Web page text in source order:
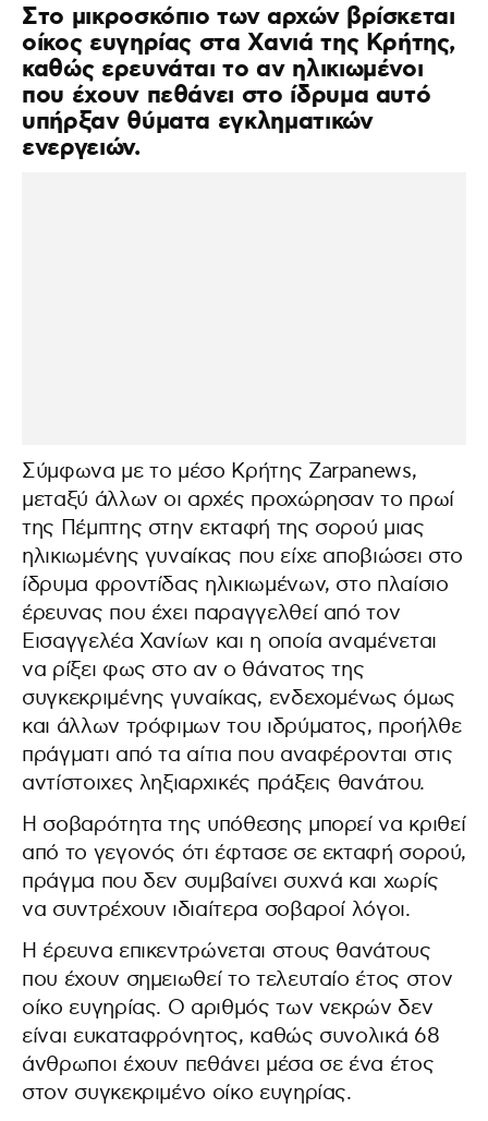
Στο μικροσκόπιο των αρχών βρίσκεται
οίκος ευγηρίας στα Χανιά της Κρήτης,
καθώς ερευνάται το αν ηλικιωμένοι
που έχουν πεθάνει στο ίδρυμα αυτό
υπήρξαν θύματα εγκληματικών
ενεργειών.
Σύμφωνα με το μέσο Κρήτης Zarpanews,
μεταξύ άλλων οι αρχές προχώρησαν το πρωί
της Πέμπτης στην εκταφή της σορού μιας
ηλικιωμένης γυναίκας που είχε αποβιώσει στο
ίδρυμα φροντίδας ηλικιωμένων, στο πλαίσιο
έρευνας που έχει παραγγελθεί από τον
Εισαγγελέα Χανίων και η οποία αναμένεται
να ρίξει φως στο αν ο θάνατος της
συγκεκριμένης γυναίκας, ενδεχομένως όμως
και άλλων τρόφιμων του ιδρύματος, προήλθε
πράγματι από τα αίτια που αναφέρονται στις
αντίστοιχες ληξιαρχικές πράξεις θανάτου.
Η σοβαρότητα της υπόθεσης μπορεί να κριθεί
από το γεγονός ότι έφτασε σε εκταφή σορού,
πράγμα που δεν συμβαίνει συχνά και χωρίς
να συντρέχουν ιδιαίτερα σοβαροί λόγοι.
Η έρευνα επικεντρώνεται στους θανάτους
που έχουν σημειωθεί το τελευταίο έτος στον
οίκο ευγηρίας. Ο αριθμός των νεκρών δεν
είναι ευκαταφρόνητος, καθώς συνολικά 68
άνθρωποι έχουν πεθάνει μέσα σε ένα έτος
στον συγκεκριμένο οίκο ευγηρίας.